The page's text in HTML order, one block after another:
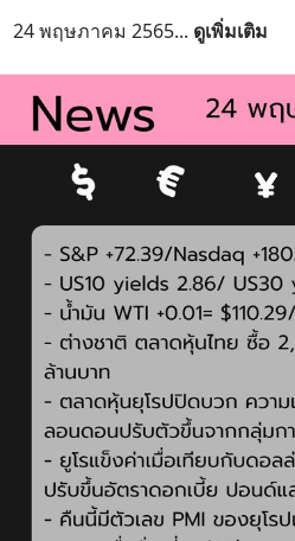
24 พฤษภาคม 2565... ดูเพิ่มเติม